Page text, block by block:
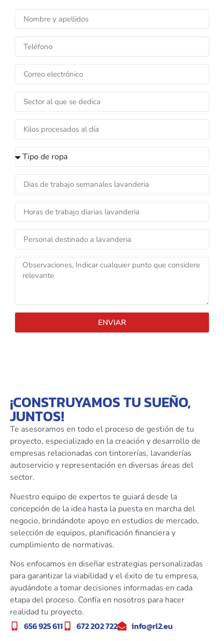
ENVIAR
¡CONSTRUYAMOS TU SUEÑO,
JUNTOS!
Te asesoramos en todo el proceso de gestión de tu
proyecto, especializado en la creación y desarrollo de
empresas relacionadas con tintorerías, lavanderías
autoservicio y representación en diversas áreas del
sector.
Nuestro equipo de expertos te guiará desde la
concepción de la idea hasta la puesta en marcha del
negocio, brindándote apoyo en estudios de mercado,
selección de equipos, planificación financiera y
cumplimiento de normativas.
Nos enfocamos en diseñar estrategias personalizadas
para garantizar la viabilidad y el éxito de tu empresa,
ayudándote a tomar decisiones informadas en cada
etapa del proceso. Confía en nosotros para hacer
realidad tu proyecto.
656 925 611 672 202 722 info@rl2.eu